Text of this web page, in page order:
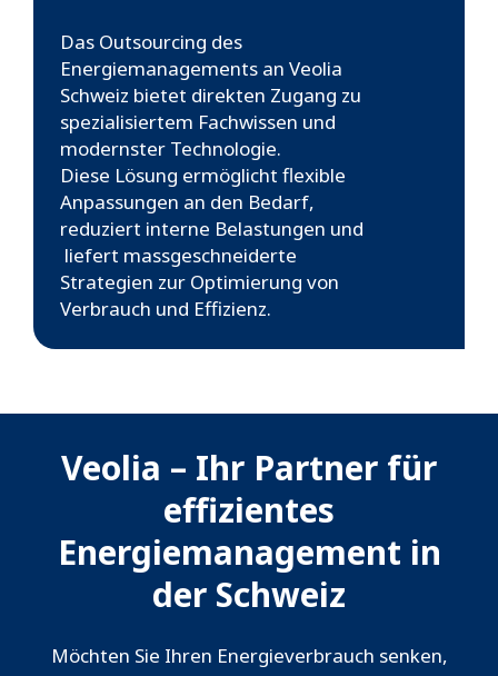
Das Outsourcing des
Energiemanagements an Veolia
Schweiz bietet direkten Zugang zu
spezialisiertem Fachwissen und
modernster Technologie.
Diese Lösung ermöglicht flexible
Anpassungen an den Bedarf,
reduziert interne Belastungen und
liefert massgeschneiderte
Strategien zur Optimierung von
Verbrauch und Effizienz.
Veolia – Ihr Partner für
effizientes
Energiemanagement in
der Schweiz
Möchten Sie Ihren Energieverbrauch senken,